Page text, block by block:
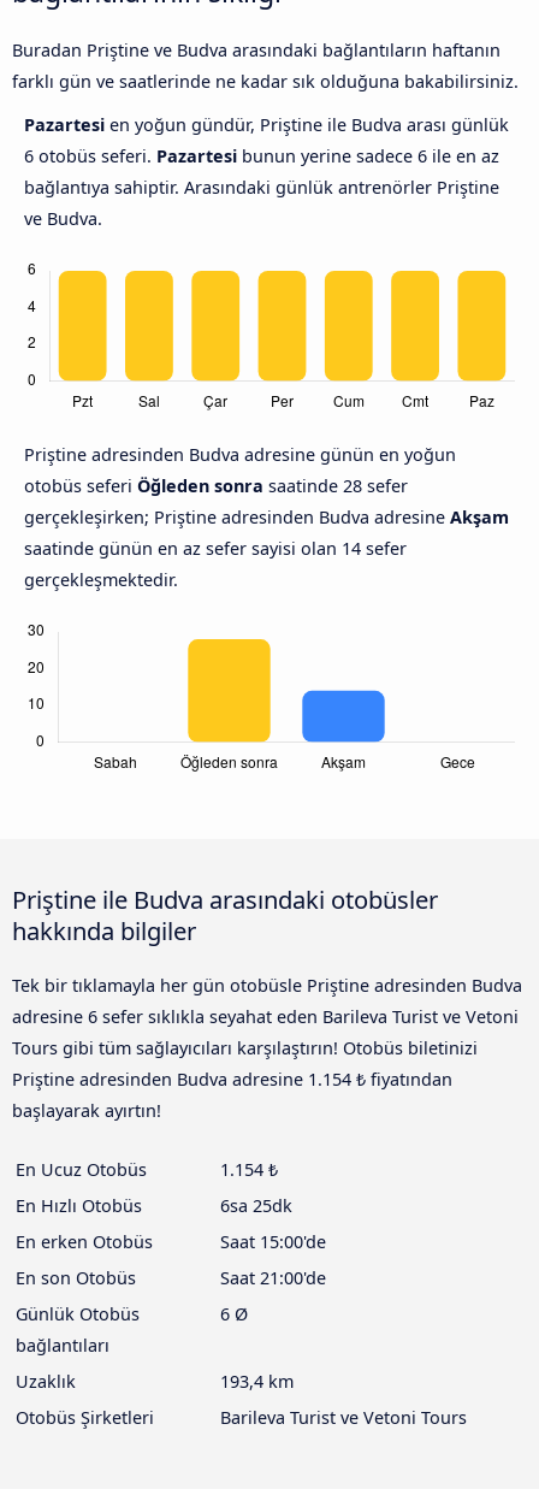
Buradan Priştine ve Budva arasındaki bağlantıların haftanın
farklı gün ve saatlerinde ne kadar sık olduğuna bakabilirsiniz.
Pazartesi en yoğun gündür, Priştine ile Budva arası günlük
6 otobüs seferi. Pazartesi bunun yerine sadece 6 ile en az
bağlantıya sahiptir. Arasındaki günlük antrenörler Priştine
ve Budva.
Priştine adresinden Budva adresine günün en yoğun
otobüs seferi Öğleden sonra saatinde 28 sefer
gerçekleşirken; Priştine adresinden Budva adresine Akşam
saatinde günün en az sefer sayisi olan 14 sefer
gerçekleşmektedir.
Priştine ile Budva arasındaki otobüsler
hakkında bilgiler
Tek bir tıklamayla her gün otobüsle Priştine adresinden Budva
adresine 6 sefer sıklıkla seyahat eden Barileva Turist ve Vetoni
Tours gibi tüm sağlayıcıları karşılaştırın! Otobüs biletinizi
Priştine adresinden Budva adresine 1.154 ₺ fiyatından
başlayarak ayırtın!
En Ucuz Otobüs
1.154 ₺
En Hızlı Otobüs
6sa 25dk
En erken Otobüs
Saat 15:00'de
En son Otobüs
Saat 21:00'de
Günlük Otobüs
bağlantıları
6 Ø
Uzaklık
193,4 km
Otobüs Şirketleri
Barileva Turist ve Vetoni Tours